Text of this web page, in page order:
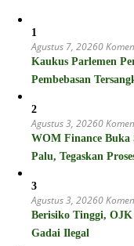
1
Agustus 7, 20260
Kaukus Parlemen
Pembebasan
2
Agustus 3, 20260
WOM Finance Buka
Palu, Tegaskan
3
Agustus 3, 20260
Berisiko Tinggi,
Gadai Ilegal